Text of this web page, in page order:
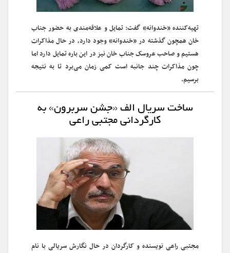
تهیه‌کننده «خندوانه» گفت: تمایل و علاقه‌مندی به حضور جناب
خان همچون گذشته در «خندوانه» وجود دارد، در حال مذاکرات
هستیم و صاحب عروسک جناب خان نیز در این باره تمایل دارد اما
چون مذاکرات چند جانبه است کمی زمان می‌برد تا به نتیجه
برسیم.
ساخت سریال الف «جشن سربرون» به
کارگردانی مجتبی راعی
مجتبی راعی نویسنده و کارگردان در حال نگارش سریالی با نام